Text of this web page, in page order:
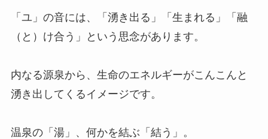
「ユ」の音には、「湧き出る」「生まれる」「融
（と）け合う」という思念があります。
内なる源泉から、生命のエネルギーがこんこんと
湧き出してくるイメージです。
温泉の「湯」、何かを結ぶ「結う」。